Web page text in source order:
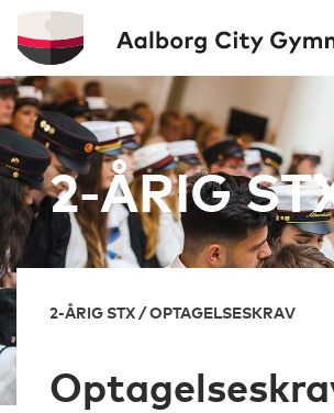
2-ÅRIG
2-ÅRIG STX / OPTAGELSESKRAV